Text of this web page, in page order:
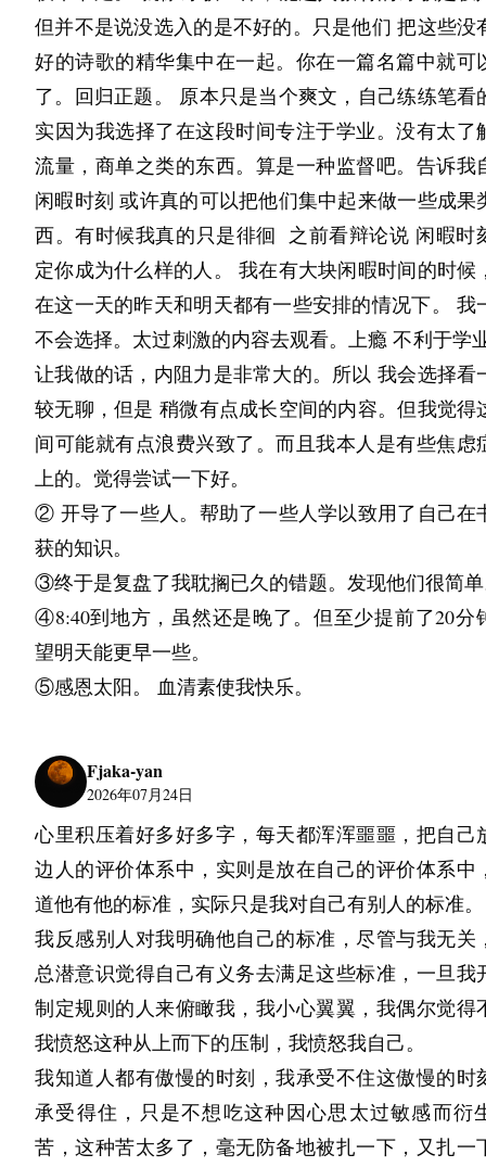
JOEKR官方網上商店： https://joekr-official.com/
十七岁的天，就像傍晚时候将要下雨的天空，灰蒙
像总也擦不干净的毛玻璃。今天不是端午，妈做了
她做的时候我没有帮忙，在刷手机，她说她肚子有
忍着做完那些绿油油的东西。
我笑着问：“你怎么不叫我？”
“那么久没下来我以为你在写作业呢。”
我是想给他们更好的生活的。我也想变得优秀，可
的知识真的不简单，我努力好久都不见起色。
原来，考上市一中一点都不厉害。百年苦修，也不
天兵中的一员而已。
但并不是说没选入的是不好的。只是他们 把这些没
好的诗歌的精华集中在一起。你在一篇名篇中就可
了。回归正题。 原本只是当个爽文，自己练练笔看
实因为我选择了在这段时间专注于学业。没有太了
流量，商单之类的东西。算是一种监督吧。告诉我
闲暇时刻 或许真的可以把他们集中起来做一些成果
西。有时候我真的只是徘徊  之前看辩论说 闲暇时
定你成为什么样的人。 我在有大块闲暇时间的时候
在这一天的昨天和明天都有一些安排的情况下。 我
不会选择。太过刺激的内容去观看。上瘾 不利于学
让我做的话，内阻力是非常大的。所以 我会选择看
较无聊，但是 稍微有点成长空间的内容。但我觉得
间可能就有点浪费兴致了。而且我本人是有些焦虑
上的。觉得尝试一下好。
② 开导了一些人。帮助了一些人学以致用了自己在
获的知识。
③终于是复盘了我耽搁已久的错题。发现他们很简
④8:40到地方，虽然还是晚了。但至少提前了20分
望明天能更早一些。
⑤感恩太阳。 血清素使我快乐。
Fjaka-yan
2026年07月24日
心里积压着好多好多字，每天都浑浑噩噩，把自己
边人的评价体系中，实则是放在自己的评价体系中
道他有他的标准，实际只是我对自己有别人的标准。
我反感别人对我明确他自己的标准，尽管与我无关
总潜意识觉得自己有义务去满足这些标准，一旦我
制定规则的人来俯瞰我，我小心翼翼，我偶尔觉得
我愤怒这种从上而下的压制，我愤怒我自己。
我知道人都有傲慢的时刻，我承受不住这傲慢的时
承受得住，只是不想吃这种因心思太过敏感而衍
苦，这种苦太多了，毫无防备地被扎一下，又扎一